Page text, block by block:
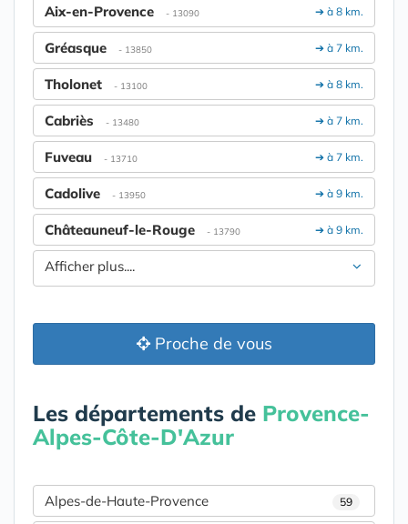
➔ à 8 km.
Aix-en-Provence - 13090
➔ à 7 km.
Gréasque - 13850
➔ à 8 km.
Tholonet - 13100
➔ à 7 km.
Cabriès - 13480
➔ à 7 km.
Fuveau - 13710
➔ à 9 km.
Cadolive - 13950
➔ à 9 km.
Châteauneuf-le-Rouge - 13790
Afficher plus....
Proche de vous
Les départements de Provence-
Alpes-Côte-D'Azur
Alpes-de-Haute-Provence 59